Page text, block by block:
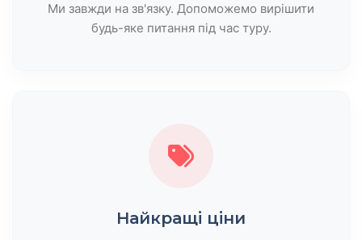
Ми завжди на зв'язку. Допоможемо вирішити
будь-яке питання під час туру.
Найкращі ціни